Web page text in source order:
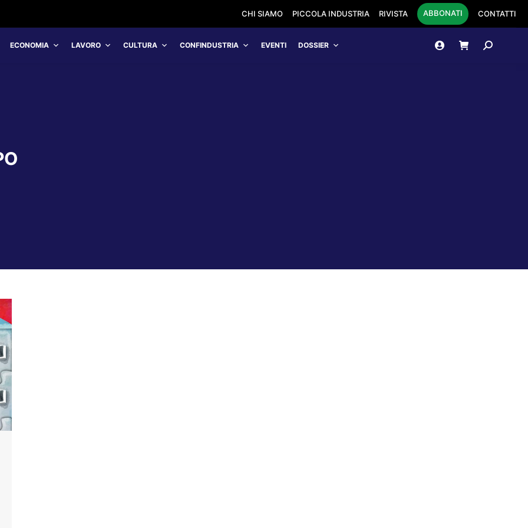
CHI SIAMO PICCOLA INDUSTRIA RIVISTA ABBONATI CONTATTI
ECONOMIA LAVORO CULTURA CONFINDUSTRIA EVENTI DOSSIER Cerca: